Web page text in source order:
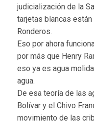
judicialización de la
tarjetas blancas
Ronderos.
Eso por ahora
por más que Henry
eso ya es agua
agua.
De esa teoría de las
Bolívar y el Chivo
movimiento de las